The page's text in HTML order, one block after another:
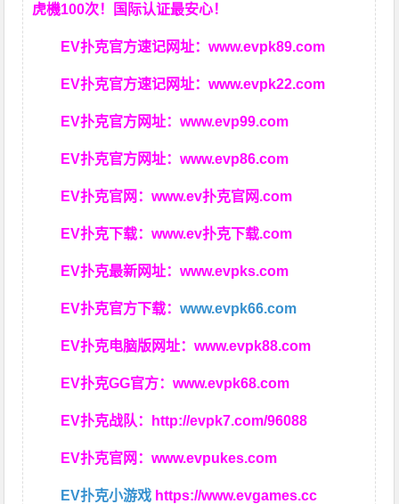
虎機100次！国际认证最安心！
EV扑克官方速记网址：www.evpk89.com
EV扑克官方速记网址：www.evpk22.com
EV扑克官方网址：www.evp99.com
EV扑克官方网址：www.evp86.com
EV扑克官网：www.ev扑克官网.com
EV扑克下载：www.ev扑克下载.com
EV扑克最新网址：www.evpks.com
EV扑克官方下载：www.evpk66.com
EV扑克电脑版网址：www.evpk88.com
EV扑克GG官方：www.evpk68.com
EV扑克战队： http://evpk7.com/96088
EV扑克官网：www.evpukes.com
EV扑克小游戏 https://www.evgames.cc